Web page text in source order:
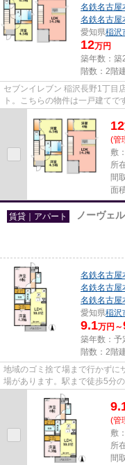
名鉄名古屋
名鉄名古屋
愛知県稲沢
12万円
築年数：築
階数：2階
セブンイレブン 稲沢長野1丁目
ト。こちらの物件は一戸建て
12
(管
敷
所
間
面
賃貸｜アパート ノーヴェ
名鉄名古屋
名鉄名古屋
名鉄名古屋
愛知県稲沢
9.1万円～
築年数：予
階数：2階
地域のゴミ捨て場まで行かずに
場があります。駅まで徒歩5分
らの物件はアパートです。ぜひ...
(管
敷
所
間